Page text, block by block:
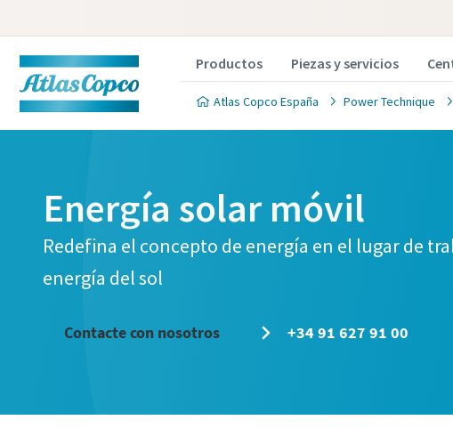
Productos Piezas y servicios
Atlas Copco España Power Technique
Energía solar móvil
Redefina el concepto de energía en el lugar de
energía del sol
Contacte con nosotros +34 91 627 91 00